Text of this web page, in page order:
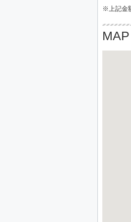
※上記金
MAP